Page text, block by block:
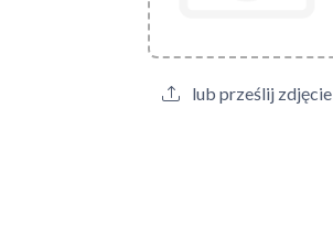
lub prześlij zdjęcie